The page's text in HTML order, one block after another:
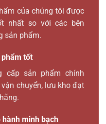
của chúng tôi được
nhất so với các bên
sản phẩm.
tốt
cấp sản phẩm chính
chuyển, lưu kho đạt
hành minh bạch